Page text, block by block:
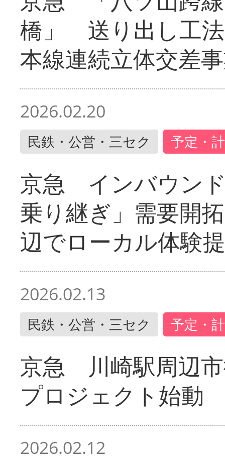
橋」 送り出し工
本線連続立体交差
2026.02.20
民鉄・公営・三セク 予定・
京急 インバウン
乗り継ぎ」需要開
辺でローカル体験
2026.02.13
民鉄・公営・三セク 予定・
京急 川崎駅周辺
プロジェクト始動
2026.02.12